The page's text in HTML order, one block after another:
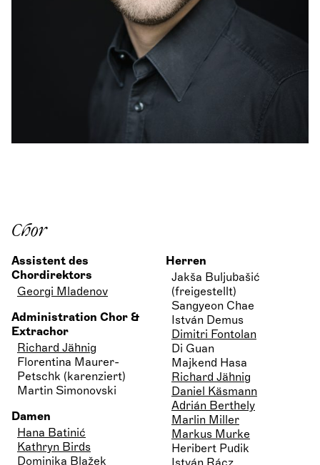
Chor
Assistent des
Chordirektors
Georgi Mladenov
Administration Chor &
Extrachor
Richard Jähnig
Florentina Maurer-
Petschk (karenziert)
Martin Simonovski
Damen
Hana Batinić
Kathryn Birds
Dominika Blažek
Herren
Jakša Buljubašić
(freigestellt)
Sangyeon Chae
István Demus
Dimitri Fontolan
Di Guan
Majkend Hasa
Richard Jähnig
Daniel Käsmann
Adrián Berthely
Marlin Miller
Markus Murke
Heribert Pudik